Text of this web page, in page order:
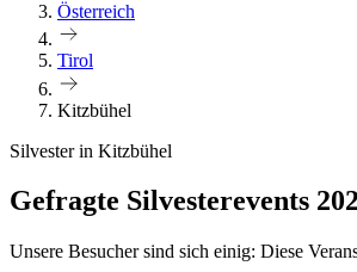
Österreich
Tirol
Kitzbühel
Silvester in Kitzbühel
Gefragte Silvesterevents
Unsere Besucher sind sich einig: Diese